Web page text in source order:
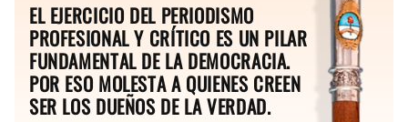
EL EJERCICIO DEL PERIODISMO
PROFESIONAL Y CRÍTICO ES UN PILAR
FUNDAMENTAL DE LA DEMOCRACIA.
POR ESO MOLESTA A QUIENES CREEN
SER LOS DUEÑOS DE LA VERDAD.